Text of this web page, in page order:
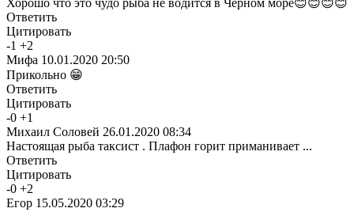
Ответить
Цитировать
-1 +2
Мифа 10.01.2020 20:50
Прикольно 😁
Ответить
Цитировать
-0 +1
Михаил Соловей 26.01.2020 08:34
Настоящая рыба таксист . Плафон горит приманивает ...
Ответить
Цитировать
-0 +2
Егор 15.05.2020 03:29